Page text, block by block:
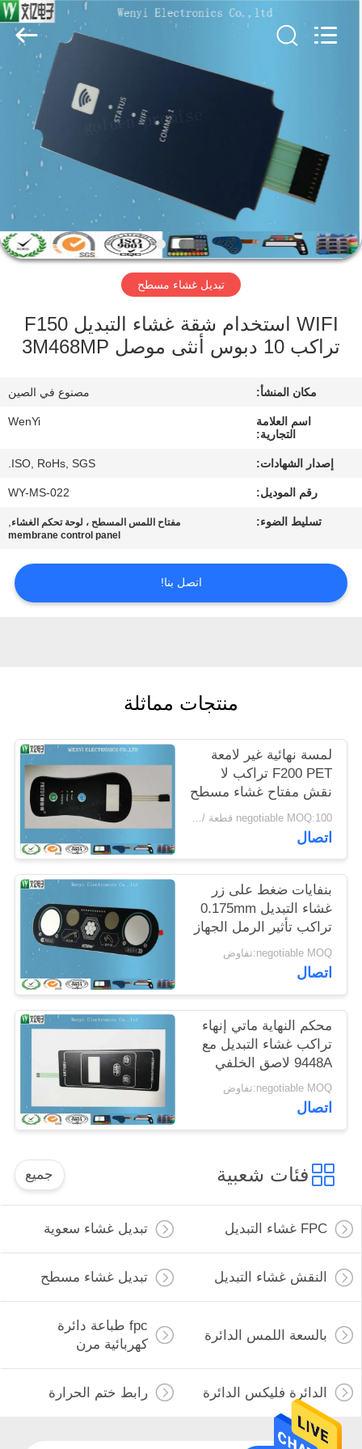
الرئيسية
منتجات
عنا
في
المعمل
مراقبة
الجودة
اطلب
اقتباس
POLICY
Technology
تبديل غشاء مسطح
WIFI استخدام شقة غشاء التبديل F150
تراكب 10 دبوس أنثى موصل 3M468MP
مكان المنشأ: مصنوع في الصين
اسم العلامة
التجارية:
WenYi
إصدار الشهادات: ISO, RoHs, SGS.
رقم الموديل: WY-MS-022
تسليط الضوء: مفتاح اللمس المسطح ، لوحة تحكم الغشاء,
membrane control panel
اتصل بنا!
منتجات مماثلة
لمسة نهائية غير لامعة
F200 PET تراكب لا
نقش مفتاح غشاء مسطح
negotiable MOQ:100 قطعة / الوحدة
اتصال
بنفايات ضغط على زر
غشاء التبديل 0.175mm
تراكب تأثير الرمل الجهاز
الطبي
negotiable MOQ:تفاوض
اتصال
محكم النهاية ماتي إنهاء
تراكب غشاء التبديل مع
9448A لاصق الخلفي
negotiable MOQ:تفاوض
اتصال
فئات شعبية جميع
FPC غشاء التبديل تبديل غشاء سعوية
النقش غشاء التبديل تبديل غشاء مسطح
بالسعة اللمس الدائرة
fpc طباعة دائرة
كهربائية مرن
الدائرة فليكس الدائرة رابط ختم الحرارة